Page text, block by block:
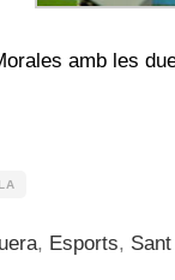
amb les
, Esports,